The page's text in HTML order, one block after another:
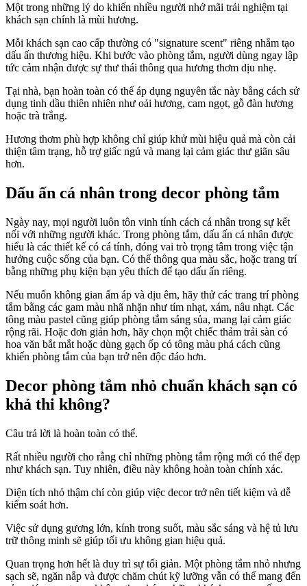
Một trong những lý do khiến nhiều người nhớ mãi trải nghiệm tại
khách sạn chính là mùi hương.
Mỗi khách sạn cao cấp thường có "signature scent" riêng nhằm tạo
dấu ấn thương hiệu. Khi bước vào phòng tắm, người dùng ngay lập
tức cảm nhận được sự thư thái thông qua hương thơm dịu nhẹ.
Tại nhà, bạn hoàn toàn có thể áp dụng nguyên tắc này bằng cách sử
dụng tinh dầu thiên nhiên như oải hương, cam ngọt, gỗ đàn hương
hoặc trà trắng.
Hương thơm phù hợp không chỉ giúp khử mùi hiệu quả mà còn cải
thiện tâm trạng, hỗ trợ giấc ngủ và mang lại cảm giác thư giãn sâu
hơn.
Dấu ấn cá nhân trong decor phòng tắm
Ngày nay, mọi người luôn tôn vinh tính cách cá nhân trong sự kết
nối với những người khác. Trong phòng tắm, dấu ấn cá nhân được
hiểu là các thiết kế có cá tính, đóng vai trò trọng tâm trong việc tận
hưởng cuộc sống của bạn. Có thể thông qua màu sắc, hoặc trang trí
bằng những phụ kiện bạn yêu thích để tạo dấu ấn riêng.
Nếu muốn không gian ấm áp và dịu êm, hãy thử các trang trí phòng
tắm bằng các gam màu nhã nhặn như tím nhạt, xám, nâu nhạt. Các
tông màu pastel cũng giúp phòng tắm sáng sủa, mang lại cảm giác
rộng rãi. Hoặc đơn giản hơn, hãy chọn một chiếc thảm trải sàn có
hoa văn bắt mắt hoặc dùng gạch ốp có tông màu phá cách cũng
khiến phòng tắm của bạn trở nên độc đáo hơn.
Decor phòng tắm nhỏ chuẩn khách sạn có
khả thi không?
Câu trả lời là hoàn toàn có thể.
Rất nhiều người cho rằng chỉ những phòng tắm rộng mới có thể đẹp
như khách sạn. Tuy nhiên, điều này không hoàn toàn chính xác.
Diện tích nhỏ thậm chí còn giúp việc decor trở nên tiết kiệm và dễ
kiểm soát hơn.
Việc sử dụng gương lớn, kính trong suốt, màu sắc sáng và hệ tủ lưu
trữ thông minh sẽ giúp tối ưu không gian hiệu quả.
Quan trọng hơn hết là duy trì sự tối giản. Một phòng tắm nhỏ nhưng
sạch sẽ, ngăn nắp và được chăm chút kỹ lưỡng vẫn có thể mang đến